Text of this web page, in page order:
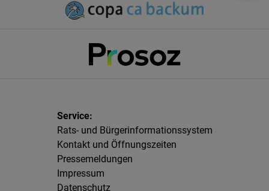
Rats- und Bürgerinformationssystem
Kontakt und Öffnungszeiten
Pressemeldungen
Impressum
Datenschutz